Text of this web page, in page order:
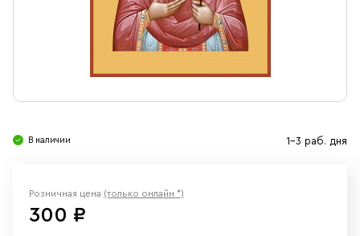
Ювелирные изделия
В наличии 1-3 раб. дня
Розничная цена (только онлайн *)
300 ₽